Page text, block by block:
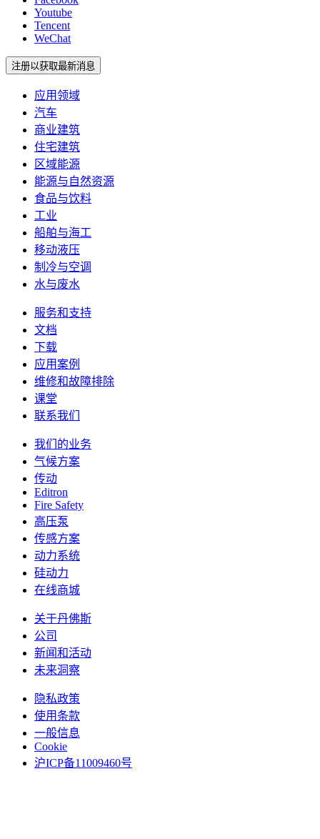
Youtube
Tencent
WeChat
注册以获取最新消息
应用领域
汽车
商业建筑
住宅建筑
区域能源
能源与自然资源
食品与饮料
工业
船舶与海工
移动液压
制冷与空调
水与废水
服务和支持
文档
下载
应用案例
维修和故障排除
课堂
联系我们
我们的业务
气候方案
传动
Editron
Fire Safety
高压泵
传感方案
动力系统
硅动力
在线商城
关于丹佛斯
公司
新闻和活动
未来洞察
隐私政策
使用条款
一般信息
Cookie
沪ICP备11009460号